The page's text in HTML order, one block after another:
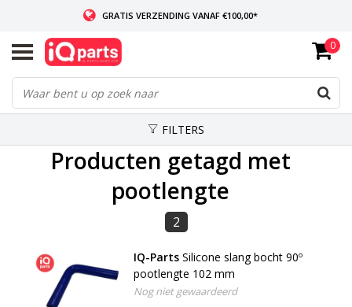
GRATIS VERZENDING VANAF €100,00*
INDIEN VOORRADIG: VOOR 14:00 BESTELD, ZELFDE DAG VERZONDEN
WERELDWIJDE LEVERING
0
FILTERS
Producten getagd met
pootlengte
2
IQ-Parts Silicone slang bocht 90º
pootlengte 102 mm
Nog niet gewaardeerd